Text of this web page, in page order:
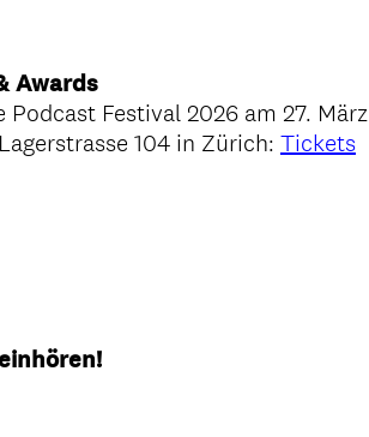
Awards
Festival 2026 am 27. März
104 in Zürich: Tickets